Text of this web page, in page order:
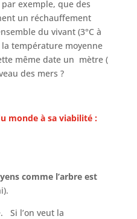
exemple, que des
un réchauffement
du vivant (3°C à
la température moyenne
même date un mètre (
des mers ?
monde à sa viabilité :
comme l’arbre est
Si l’on veut la